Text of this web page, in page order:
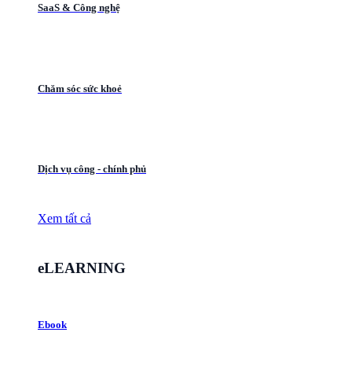
SaaS & Công nghệ
Chăm sóc sức khoẻ
Dịch vụ công - chính phủ
Xem tất cả
eLEARNING
Ebook